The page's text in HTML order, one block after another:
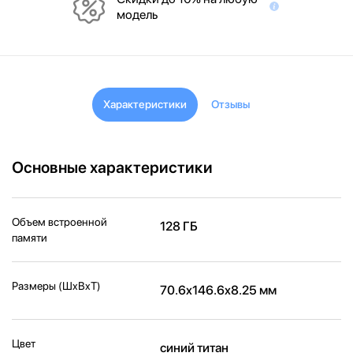
модель
Характеристики Отзывы
Основные характеристики
Объем встроенной
памяти
128 ГБ
Размеры (ШxВxТ) 70.6x146.6x8.25 мм
Цвет синий титан